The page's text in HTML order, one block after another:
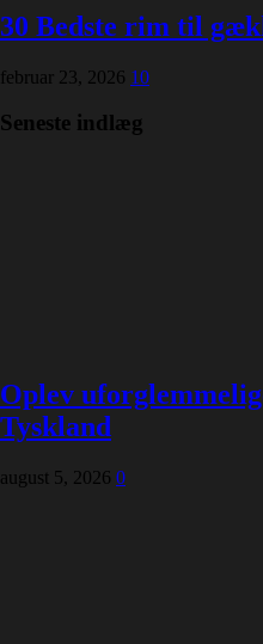
30 Bedste rim til
februar 23, 2026 10
Seneste indlæg
Oplev
Tyskland
august 5, 2026 0